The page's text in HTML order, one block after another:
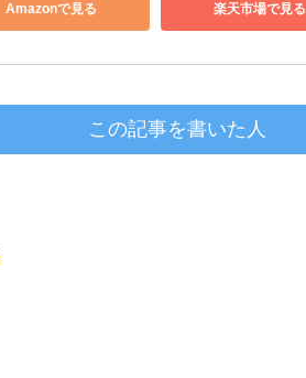
Amazonで見る 楽天市場で見る
この記事を書いた人